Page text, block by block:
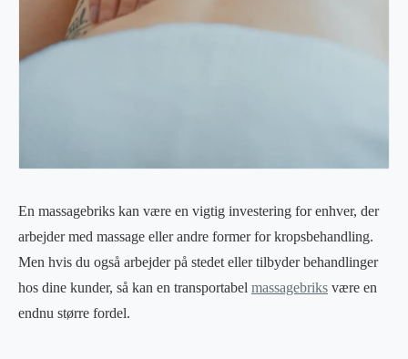
En massagebriks kan være en vigtig investering for enhver, der
arbejder med massage eller andre former for kropsbehandling.
Men hvis du også arbejder på stedet eller tilbyder behandlinger
hos dine kunder, så kan en transportabel massagebriks være en
endnu større fordel.